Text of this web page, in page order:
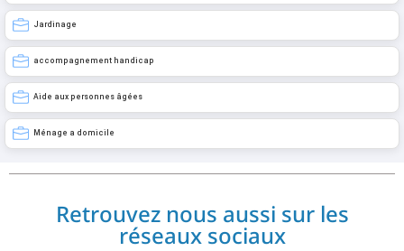
Jardinage
accompagnement handicap
Aide aux personnes âgées
Ménage a domicile
Retrouvez nous aussi sur les
réseaux sociaux